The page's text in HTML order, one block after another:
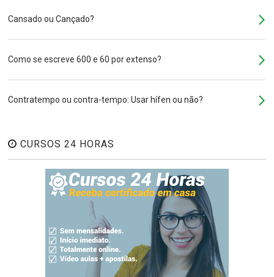
Cansado ou Cançado?
Como se escreve 600 e 60 por extenso?
Contratempo ou contra-tempo: Usar hífen ou não?
CURSOS 24 HORAS